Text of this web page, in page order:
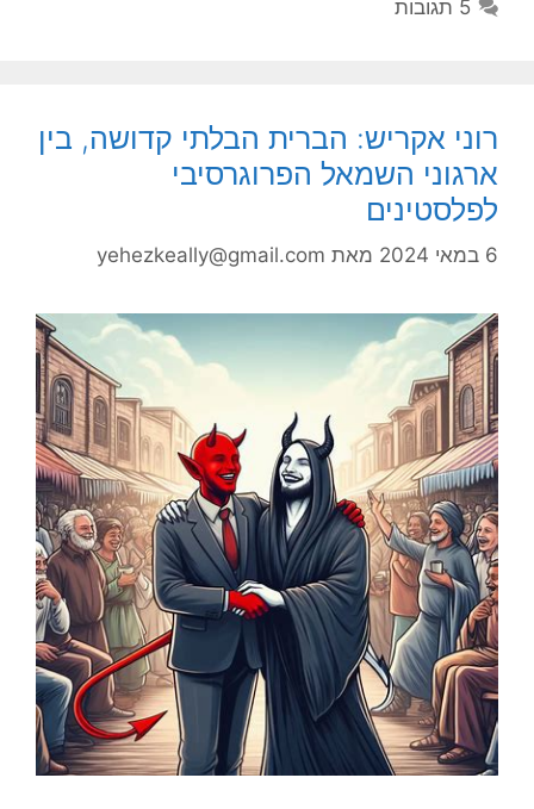
5 תגובות
רוני אקריש: הברית הבלתי קדושה, בין
ארגוני השמאל הפרוגרסיבי
לפלסטינים
6 במאי 2024 מאת yehezkeally@gmail.com